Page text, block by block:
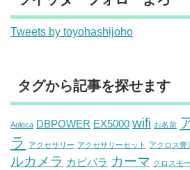
Tweets by toyohashijoho
タグから記事を探せます
Aoleca DBPOWER EX5000 wifi お名前
ラ
アクセサリー アクセサリーセット アクロス豊川
ルカメラ カピバラ カーマ クロスモ